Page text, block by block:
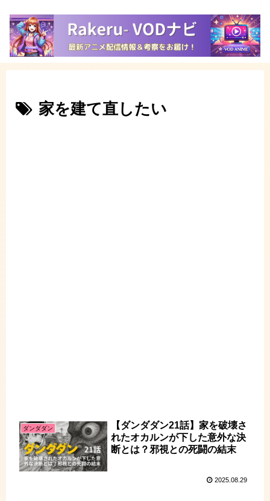
家を建て直したい
ダンダダン
【ダンダダン21話】家を破壊さ
れたオカルンが下した意外な決
断とは？邪視との死闘の結末
2025.08.29